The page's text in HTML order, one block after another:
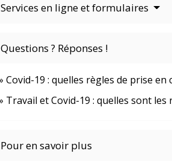
Services en ligne et formulaires
Questions ? Réponses !
Covid-19 : quelles règles de prise en
Travail et Covid-19 : quelles sont les
Pour en savoir plus